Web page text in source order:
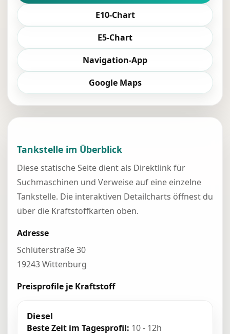
E10-Chart
E5-Chart
Navigation-App
Google Maps
Tankstelle im Überblick
Diese statische Seite dient als Direktlink für
Suchmaschinen und Verweise auf eine einzelne
Tankstelle. Die interaktiven Detailcharts öffnest du
über die Kraftstoffkarten oben.
Adresse
Schlüterstraße 30
19243 Wittenburg
Preisprofile je Kraftstoff
Diesel
Beste Zeit im Tagesprofil: 10 - 12h